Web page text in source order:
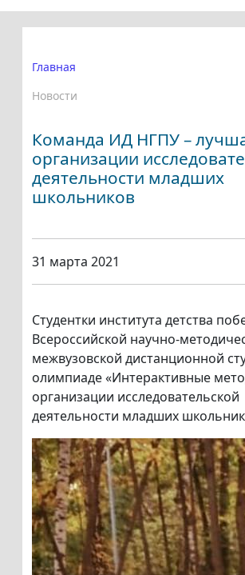
Главная
Новости
Команда ИД НГПУ –
организации
деятельности младших
школьников
31 марта 2021
Студентки института детства
Всероссийской научно-
межвузовской дистанционной
олимпиаде «Интерактивные
организации исследовательской
деятельности младших